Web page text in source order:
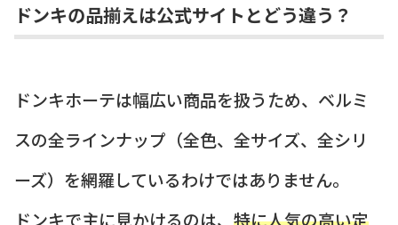
ドンキの品揃えは公式サイトとどう違う？
ドンキホーテは幅広い商品を扱うため、ベルミ
スの全ラインナップ（全色、全サイズ、全シリ
ーズ）を網羅しているわけではありません。
ドンキで主に見かけるのは、 特に人気の高い定